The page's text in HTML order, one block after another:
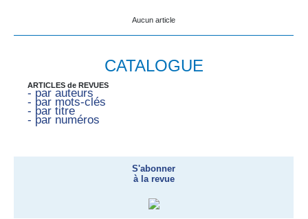
Aucun article
CATALOGUE
ARTICLES de REVUES
- par auteurs
- par mots-clés
- par titre
- par numéros
S'abonner
à la revue